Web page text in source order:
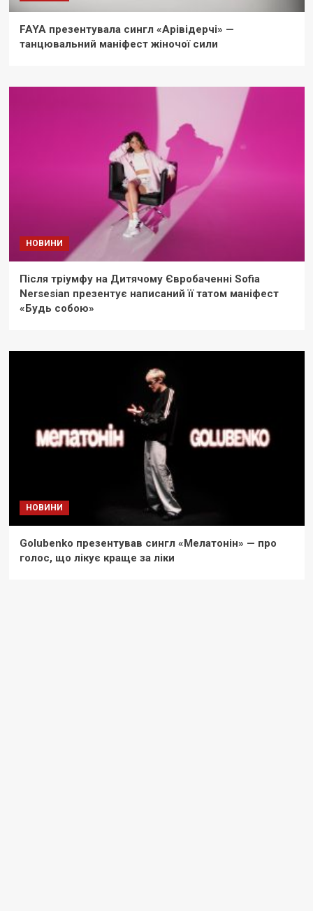
FAYA презентувала сингл «Арівідерчі» —
танцювальний маніфест жіночої сили
НОВИНИ
Після тріумфу на Дитячому Євробаченні Sofia
Nersesian презентує написаний її татом маніфест
«Будь собою»
НОВИНИ
Golubenko презентував сингл «Мелатонін» — про
голос, що лікує краще за ліки